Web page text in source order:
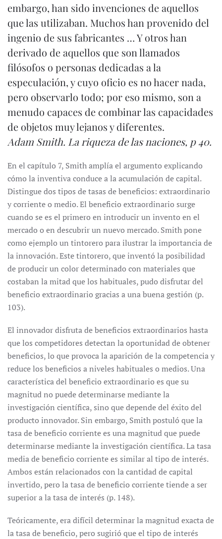
embargo, han sido invenciones de aquellos
que las utilizaban. Muchos han provenido del
ingenio de sus fabricantes … Y otros han
derivado de aquellos que son llamados
filósofos o personas dedicadas a la
especulación, y cuyo oficio es no hacer nada,
pero observarlo todo; por eso mismo, son a
menudo capaces de combinar las capacidades
de objetos muy lejanos y diferentes.
Adam Smith. La riqueza de las naciones, p 40.
En el capítulo 7, Smith amplía el argumento explicando
cómo la inventiva conduce a la acumulación de capital.
Distingue dos tipos de tasas de beneficios: extraordinario
y corriente o medio. El beneficio extraordinario surge
cuando se es el primero en introducir un invento en el
mercado o en descubrir un nuevo mercado. Smith pone
como ejemplo un tintorero para ilustrar la importancia de
la innovación. Este tintorero, que inventó la posibilidad
de producir un color determinado con materiales que
costaban la mitad que los habituales, pudo disfrutar del
beneficio extraordinario gracias a una buena gestión (p.
103).
El innovador disfruta de beneficios extraordinarios hasta
que los competidores detectan la oportunidad de obtener
beneficios, lo que provoca la aparición de la competencia y
reduce los beneficios a niveles habituales o medios. Una
característica del beneficio extraordinario es que su
magnitud no puede determinarse mediante la
investigación científica, sino que depende del éxito del
producto innovador. Sin embargo, Smith postuló que la
tasa de beneficio corriente es una magnitud que puede
determinarse mediante la investigación científica. La tasa
media de beneficio corriente es similar al tipo de interés.
Ambos están relacionados con la cantidad de capital
invertido, pero la tasa de beneficio corriente tiende a ser
superior a la tasa de interés (p. 148).
Teóricamente, era difícil determinar la magnitud exacta de
la tasa de beneficio, pero sugirió que el tipo de interés